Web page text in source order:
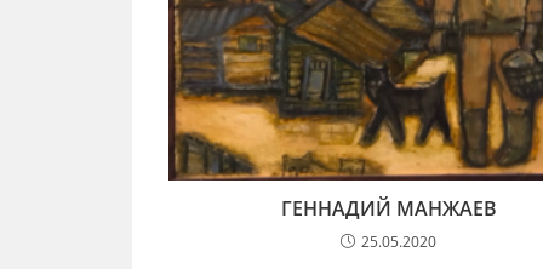
ГЕННАДИЙ МАНЖАЕВ
25.05.2020